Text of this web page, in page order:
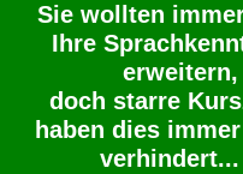
Sie wollten
Ihre
erweitern,
doch starre
haben dies